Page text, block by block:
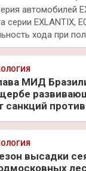
автомобилей
серии EXLANTIX,
хода при
МИД
санкций
высадки